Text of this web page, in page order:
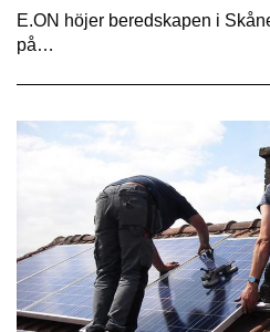
E.ON höjer beredskapen i
på…